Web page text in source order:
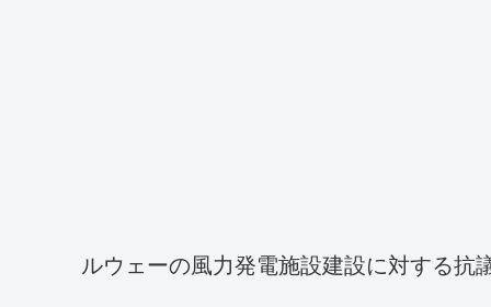
ルウェーの風力発電施設建設に対する抗